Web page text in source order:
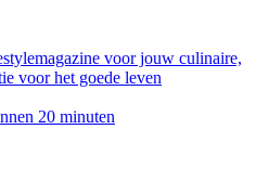
voor jouw culinaire,
voor het goede leven
20 minuten